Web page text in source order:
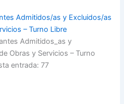
Admitidos/as y Excluidos/as
– Turno Libre
Admitidos_as y
Obras y Servicios – Turno
entrada: 77